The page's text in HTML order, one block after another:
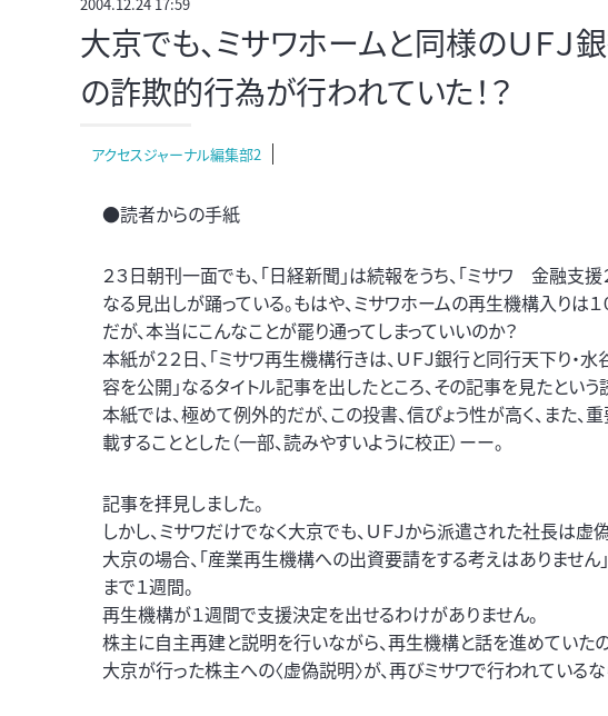
大京でも、ミサワホームと同様のＵＦ
の詐欺的行為が行われていた！？
アクセスジャーナル編集部2
●読者からの手紙
２３日朝刊一面でも、「日経新聞」は続報をうち、「ミサワ 金融支
なる見出しが踊っている。もはや、ミサワホームの再生機構入りは
だが、本当にこんなことが罷り通ってしまっていいのか？
本紙が２２日、「ミサワ再生機構行きは、ＵＦＪ銀行と同行天下り
容を公開」なるタイトル記事を出したところ、その記事を見たとい
本紙では、極めて例外的だが、この投書、信ぴょう性が高く、また
載することとした（一部、読みやすいように校正）ーー。
記事を拝見しました。
しかし、ミサワだけでなく大京でも、ＵＦＪから派遣された社長は虚
大京の場合、「産業再生機構への出資要請をする考えはありません
まで１週間。
再生機構が１週間で支援決定を出せるわけがありません。
株主に自主再建と説明を行いながら、再生機構と話を進めていた
大京が行った株主への〈虚偽説明〉が、再びミサワで行われているな